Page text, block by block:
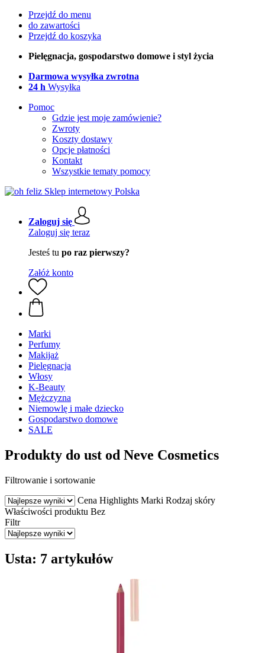
Przejdź do menu
do zawartości
Przejdź do koszyka
Pielęgnacja, gospodarstwo domowe i styl życia
Darmowa wysyłka zwrotna
24 h Wysyłka
Pomoc
Gdzie jest moje zamówienie?
Zwroty
Koszty dostawy
Opcje płatności
Kontakt
Wszystkie tematy pomocy
Zaloguj się
Zaloguj się teraz
Jesteś tu po raz pierwszy?
Załóż konto
Marki
Perfumy
Makijaż
Pielęgnacja
Włosy
K-Beauty
Mężczyzna
Niemowlę i małe dziecko
Gospodarstwo domowe
SALE
Produkty do ust od Neve Cosmetics
Filtrowanie i sortowanie
Cena Highlights Marki Rodzaj skóry
Właściwości produktu Bez
Filtr
Usta: 7 artykułów